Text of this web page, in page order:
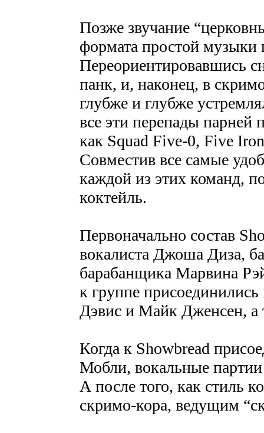
Позже звучание
формата простой музыки
Переориентировавшись
панк, и, наконец, в
глубже и глубже
все эти перепады парней
как Squad Five-0, Five
Совместив все самые
каждой из этих команд,
коктейль.
Первоначально состав
вокалиста Джоша Диза,
барабанщика Марвина
к группе
Дэвис и Майк Дженсен,
Когда к Showbread
Мобли, вокальные партии
А после того, как стиль
скримо-кора, ведущим